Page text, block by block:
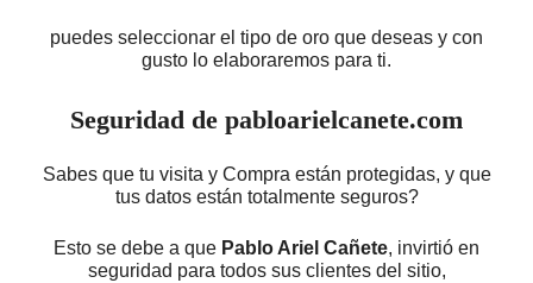
puedes seleccionar el tipo de oro que deseas y con
gusto lo elaboraremos para ti.
Seguridad de pabloarielcanete.com
Sabes que tu visita y Compra están protegidas, y que
tus datos están totalmente seguros?
Esto se debe a que Pablo Ariel Cañete, invirtió en
seguridad para todos sus clientes del sitio,